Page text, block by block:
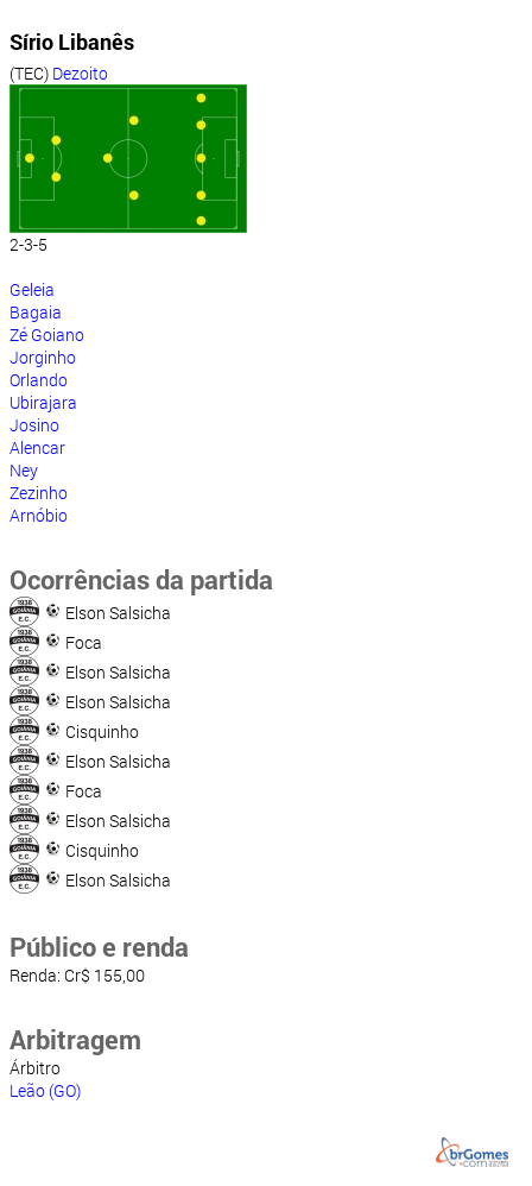
Sírio Libanês
(TEC) Dezoito
2-3-5
Geleia
Bagaia
Zé Goiano
Jorginho
Orlando
Ubirajara
Josino
Alencar
Ney
Zezinho
Arnóbio
Ocorrências da partida
Elson Salsicha
Foca
Elson Salsicha
Elson Salsicha
Cisquinho
Elson Salsicha
Foca
Elson Salsicha
Cisquinho
Elson Salsicha
Público e renda
Renda: Cr$ 155,00
Arbitragem
Árbitro
Leão (GO)